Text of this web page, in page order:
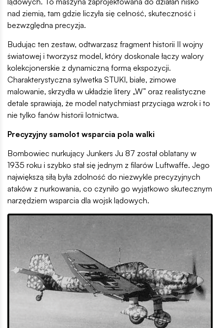
nad ziemią, tam gdzie liczyła się celność, skuteczność i
bezwzględna precyzja.
Budując ten zestaw, odtwarzasz fragment historii II wojny
światowej i tworzysz model, który doskonale łączy walory
kolekcjonerskie z dynamiczną formą ekspozycji.
Charakterystyczna sylwetka STUKI, białe, zimowe
malowanie, skrzydła w układzie litery „W” oraz realistyczne
detale sprawiają, że model natychmiast przyciąga wzrok i to
nie tylko fanów historii lotnictwa.
Precyzyjny samolot wsparcia pola walki
Bombowiec nurkujący Junkers Ju 87 został oblatany w
1935 roku i szybko stał się jednym z filarów Luftwaffe. Jego
największą siłą była zdolność do niezwykle precyzyjnych
ataków z nurkowania, co czyniło go wyjątkowo skutecznym
narzędziem wsparcia dla wojsk lądowych.